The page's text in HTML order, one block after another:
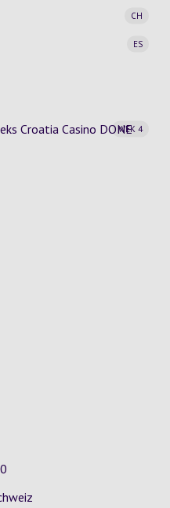
CH
ES
Croatia Casino
WEK 4
DONE